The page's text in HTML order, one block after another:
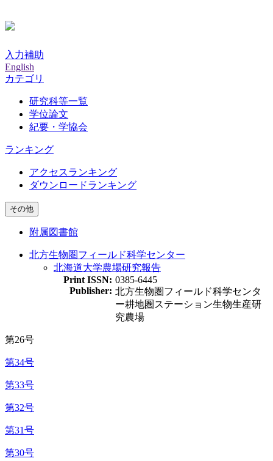
入力補助
English
カテゴリ
研究科等一覧
学位論文
紀要・学協会
ランキング
アクセスランキング
ダウンロードランキング
その他
附属図書館
北方生物圏フィールド科学センター
北海道大学農場研究報告
Print ISSN: 0385-6445
Publisher: 北方生物圏フィールド科学センタ
ー耕地圏ステーション生物生産研
究農場
第26号
第34号
第33号
第32号
第31号
第30号